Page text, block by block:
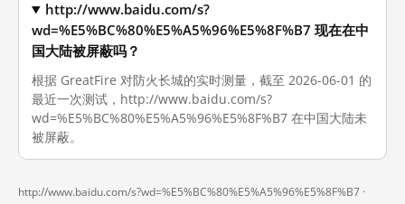
http://www.baidu.com/s?
wd=%E5%BC%80%E5%A5%96%E5%8F%B7 现在在中
国大陆被屏蔽吗？
根据 GreatFire 对防火长城的实时测量，截至 2026-06-01 的
最近一次测试，http://www.baidu.com/s?
wd=%E5%BC%80%E5%A5%96%E5%8F%B7 在中国大陆未
被屏蔽。
http://www.baidu.com/s?wd=%E5%BC%80%E5%A5%96%E5%8F%B7 ·